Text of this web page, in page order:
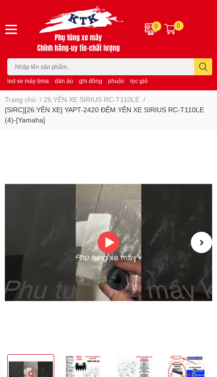
led xe máy bma dàn áo ghi đông phuộc lọc gió
0 0
Trang chủ / 26:YÊN XE SIRIUS RC-T110LE /
[SIRC][26:YÊN XE] YAPT-2420 ĐỆM YÊN XE SIRIUS RC-T110LE
(4)-[Yamaha]